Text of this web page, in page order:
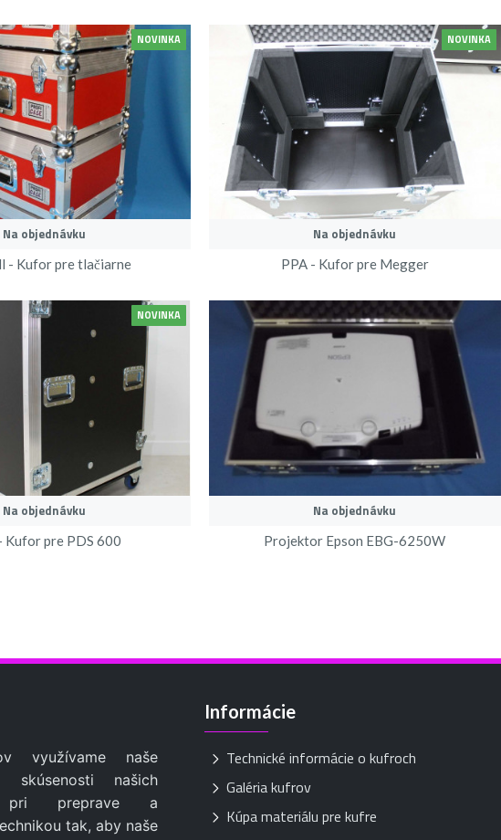
NOVINKA
Na objednávku
- Kufor pre tlačiarne
NOVINKA
Na objednávku
PPA - Kufor pre Megger
NOVINKA
Na objednávku
Kufor pre PDS 600
Na objednávku
Projektor Epson EBG-6250W
Informácie
Technické informácie o kufroch
Galéria kufrov
Kúpa materiálu pre kufre